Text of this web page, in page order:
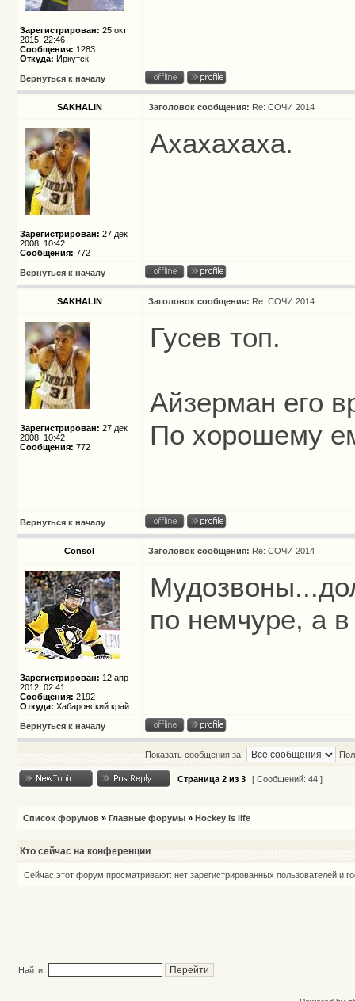
Зарегистрирован: 25 окт
2015, 22:46
Сообщения: 1283
Откуда: Иркутск
Вернуться к началу
SAKHALIN Заголовок сообщения: Re: СОЧИ 2014
Зарегистрирован: 27 дек
2008, 10:42
Сообщения: 772
Ахахахаха.
Вернуться к началу
SAKHALIN Заголовок сообщения: Re: СОЧИ 2014
Зарегистрирован: 27 дек
2008, 10:42
Сообщения: 772
Гусев топ.
Айзерман его
По хорошему
Вернуться к началу
Consol Заголовок сообщения: Re: СОЧИ 2014
Зарегистрирован: 12 апр
2012, 02:41
Сообщения: 2192
Откуда: Хабаровский край
по немчуре, а в
Вернуться к началу
Показать сообщения за:
Страница 2 из 3 [ Сообщений: 44 ]
Список форумов » Главные форумы » Hockey is life
Кто сейчас на конференции
Сейчас этот форум просматривают: нет зарегистрированных пользователей и
Найти: